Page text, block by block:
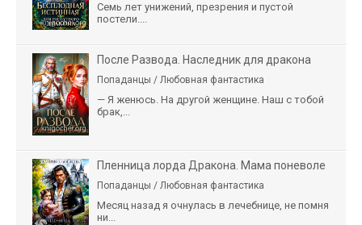
Семь лет унижений, презрения и пустой
постели....
После Развода. Наследник для дракона
Попаданцы / Любовная фантастика
— Я женюсь. На другой женщине. Наш с тобой
брак,...
Пленница лорда Дракона. Мама поневоле
Попаданцы / Любовная фантастика
Месяц назад я очнулась в лечебнице, не помня
ни...